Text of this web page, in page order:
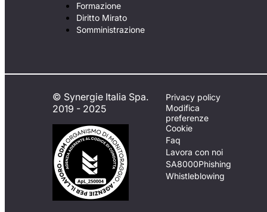
Formazione
Diritto Mirato
Somministrazione
© Synergie Italia Spa.
2019 - 2025
Privacy policy
Modifica
preferenze
Cookie
Faq
Lavora con noi
SA8000Phishing
Whistleblowing